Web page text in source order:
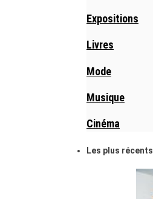
Expositions
Livres
Mode
Musique
Cinéma
Les plus récents